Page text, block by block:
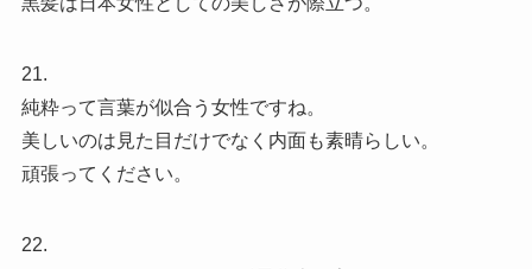
21.
純粋って言葉が似合う女性ですね。
美しいのは見た目だけでなく内面も素晴らしい。
頑張ってください。
22.